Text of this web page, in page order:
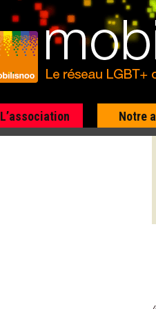
L’association Notre